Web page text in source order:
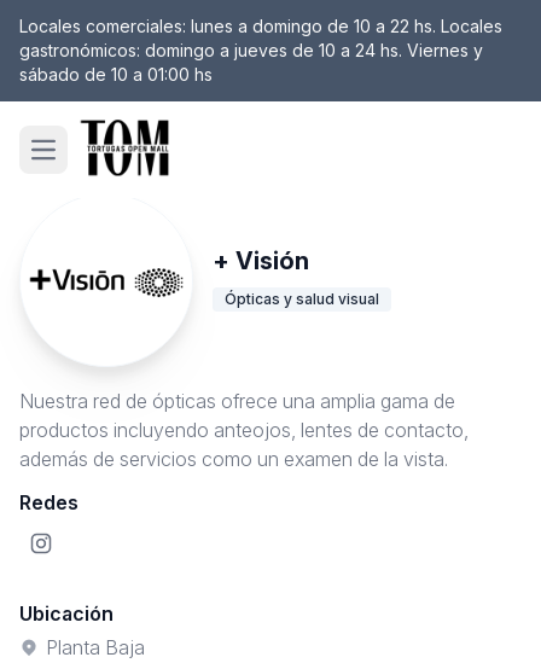
Locales comerciales: lunes a domingo de 10 a 22 hs. Locales
gastronómicos: domingo a jueves de 10 a 24 hs. Viernes y
sábado de 10 a 01:00 hs
Open main menu
+ Visión
Ópticas y salud visual
Nuestra red de ópticas ofrece una amplia gama de
productos incluyendo anteojos, lentes de contacto,
además de servicios como un examen de la vista.
Redes
Ubicación
Planta Baja